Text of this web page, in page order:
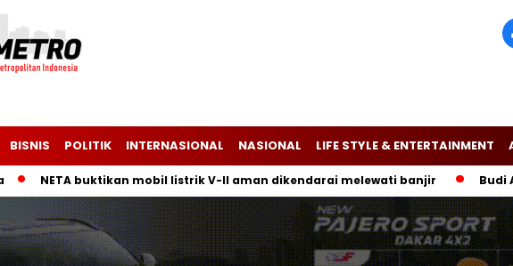
BISNIS POLITIK INTERNASIONAL NASIONAL LIFE STYLE & ENTERTAINMENT
buktikan mobil listrik V-II aman dikendarai melewati banjir Budi Arie